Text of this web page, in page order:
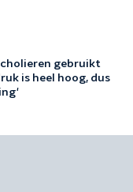
gebruikt
is heel hoog, dus